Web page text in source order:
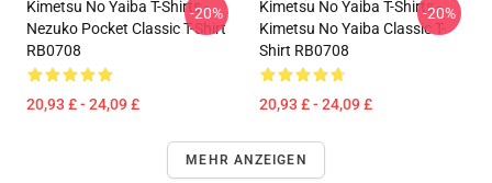
Kimetsu No Yaiba T-Shirts -
Nezuko Pocket Classic T-Shirt
RB0708
20,93 £ - 24,09 £
-20%
Kimetsu No Yaiba T-Shirts -
Kimetsu No Yaiba Classic T-
Shirt RB0708
20,93 £ - 24,09 £
-20%
MEHR ANZEIGEN